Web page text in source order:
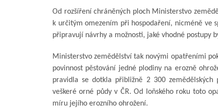
Od rozšíření chráněných ploch Ministerstvo
k určitým omezením při hospodaření, nicméně ve
připravují návrhy a možnosti, jaké vhodné postupy
Ministerstvo zemědělství tak novými opatřeními
povinnost pěstování jedné plodiny na erozně
pravidla se dotkla přibližně 2 300
veškeré orné půdy v ČR. Od loňského roku toto
míru jejího erozního ohrožení.